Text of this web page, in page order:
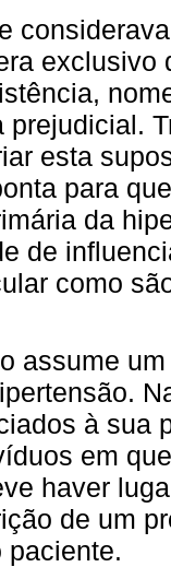
exclusivo
prejudicial.
esta
para
da
de
como
assume
à sua
em
haver
de um
paciente.